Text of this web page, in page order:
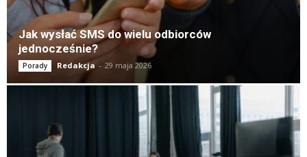
Jak wysłać SMS do wielu odbiorców
jednocześnie?
Porady Redakcja - 29 maja 2026